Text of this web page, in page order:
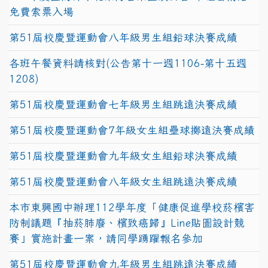
免費索票入場
第51屆校慶暨運動會八年級男生組鉛球決賽成績
各班午餐資料請核對(公告第十一週1106-第十五週
1208)
第51屆校慶暨運動會七年級男生組跳遠決賽成績
第51屆校慶暨運動會7年級女生組壘球擲遠決賽成績
第51屆校慶暨運動會九年級女生組鉛球決賽成績
第51屆校慶暨運動會八年級女生組跳遠決賽成績
本市東興國中辦理112學年度「健康促進學校菸檳害
防制議題『抽菸肺廢、檳致癌歸』Line貼圖設計競
賽」實施計畫一案，請同學踴躍報名參加
第51屆校慶暨運動會九年級男生組跳遠決賽成績